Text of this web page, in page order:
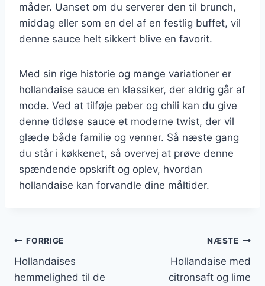
måder. Uanset om du serverer den til brunch,
middag eller som en del af en festlig buffet, vil
denne sauce helt sikkert blive en favorit.
Med sin rige historie og mange variationer er
hollandaise sauce en klassiker, der aldrig går af
mode. Ved at tilføje peber og chili kan du give
denne tidløse sauce et moderne twist, der vil
glæde både familie og venner. Så næste gang
du står i køkkenet, så overvej at prøve denne
spændende opskrift og oplev, hvordan
hollandaise kan forvandle dine måltider.
Indlægsnavigation
FORRIGE
Hollandaises
hemmelighed til de
NÆSTE
Hollandaise med
citronsaft og lime